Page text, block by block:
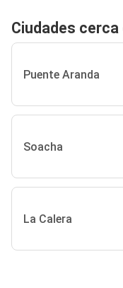
Ciudades
Puente Aranda
Soacha
La Calera